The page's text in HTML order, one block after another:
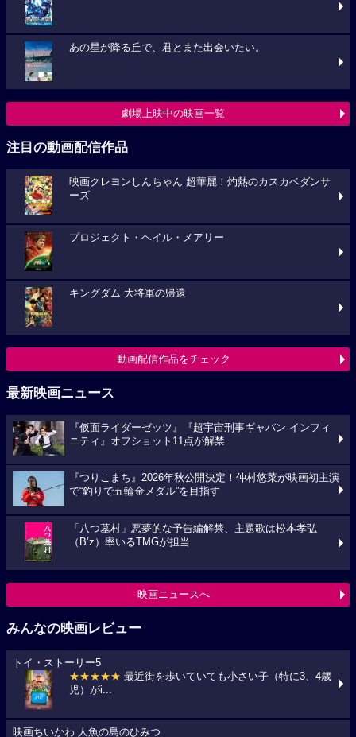
あの星が降る丘で、君とまた出会いたい。
劇場上映中の映画一覧
注目の動画配信作品
映画クレヨンしんちゃん 超華麗！灼熱のカスカベダンサ
ーズ
プロジェクト・ヘイル・メアリー
キングダム 大将軍の帰還
動画配信作品をチェック
最新映画ニュース
『仮面ライダーゼッツ』『超宇宙刑事ギャバン インフィ
ニティ』オフショット11点が解禁
『つりこまち』2026年秋公開決定！仲村悠菜が映画初主演
で“釣りで五輪金メダル”を目指す
「八つ墓村」悪夢的な予告編解禁、主題歌は松本孝弘
（B’z）率いるTMGが担当
映画ニュースへ
みんなの映画レビュー
トイ・ストーリー5
★★★★★ 最近街を歩いていても小さい子（特に3、4歳
児）がi...
映画ちいかわ 人魚の島のひみつ